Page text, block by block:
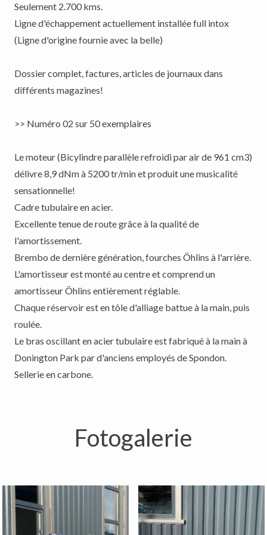
Seulement 2.700 kms.
Ligne d'échappement actuellement installée full intox
(Ligne d'origine fournie avec la belle)
Dossier complet, factures, articles de journaux dans
différents magazines!
>> Numéro 02 sur 50 exemplaires
Le moteur (Bicylindre parallèle refroidi par air de 961 cm3)
délivre 8,9 dNm à 5200 tr/min et produit une musicalité
sensationnelle!
Cadre tubulaire en acier.
Excellente tenue de route grâce à la qualité de
l'amortissement.
Brembo de dernière génération, fourches Öhlins à l'arrière.
L'amortisseur est monté au centre et comprend un
amortisseur Öhlins entièrement réglable.
Chaque réservoir est en tôle d'alliage battue à la main, puis
roulée.
Le bras oscillant en acier tubulaire est fabriqué à la main à
Donington Park par d'anciens employés de Spondon.
Sellerie en carbone.
Fotogalerie